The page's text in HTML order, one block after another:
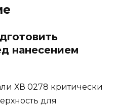
нанесением
ХВ 0278 критически
для